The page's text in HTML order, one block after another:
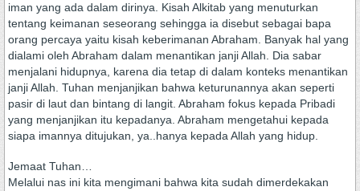
iman yang ada dalam dirinya. Kisah Alkitab yang menuturkan
tentang keimanan seseorang sehingga ia disebut sebagai bapa
orang percaya yaitu kisah keberimanan Abraham. Banyak hal yang
dialami oleh Abraham dalam menantikan janji Allah. Dia sabar
menjalani hidupnya, karena dia tetap di dalam konteks menantikan
janji Allah. Tuhan menjanjikan bahwa keturunannya akan seperti
pasir di laut dan bintang di langit. Abraham fokus kepada Pribadi
yang menjanjikan itu kepadanya. Abraham mengetahui kepada
siapa imannya ditujukan, ya..hanya kepada Allah yang hidup.
Jemaat Tuhan…
Melalui nas ini kita mengimani bahwa kita sudah dimerdekakan